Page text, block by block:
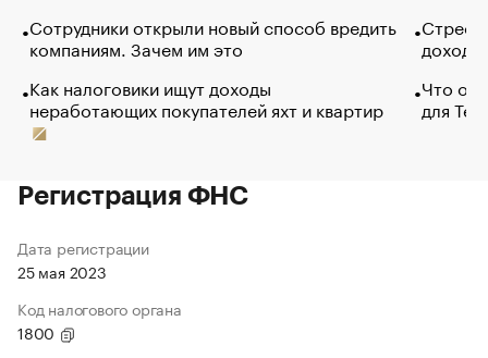
Сотрудники открыли новый способ вредить
компаниям. Зачем им это
Как налоговики ищут доходы
неработающих покупателей яхт и квартир
Что
для
Регистрация ФНС
Дата регистрации
25 мая 2023
Код налогового органа
1800